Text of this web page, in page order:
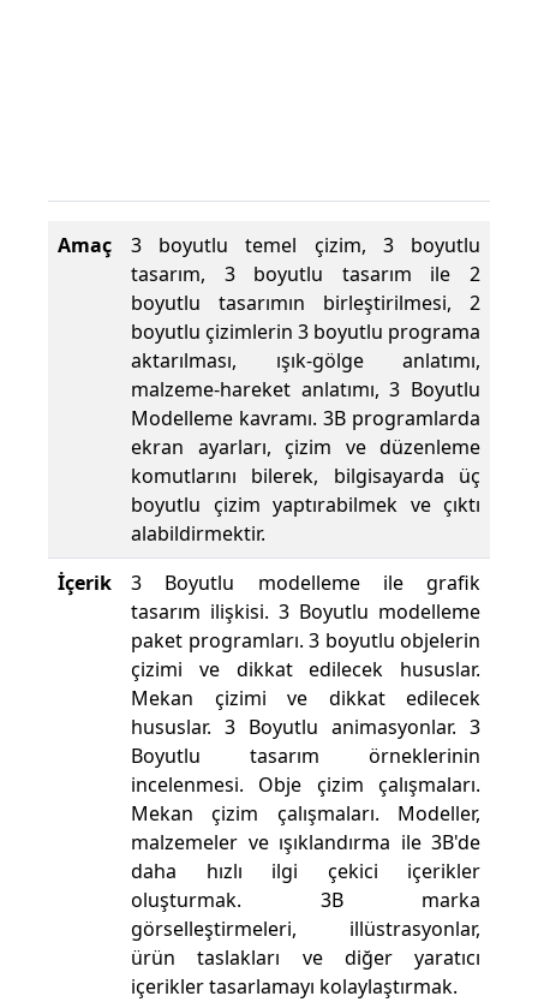
Amaç
3 boyutlu temel çizim, 3 boyutlu
tasarım, 3 boyutlu tasarım ile 2
boyutlu tasarımın birleştirilmesi, 2
boyutlu çizimlerin 3 boyutlu programa
aktarılması, ışık-gölge anlatımı,
malzeme-hareket anlatımı, 3 Boyutlu
Modelleme kavramı. 3B programlarda
ekran ayarları, çizim ve düzenleme
komutlarını bilerek, bilgisayarda üç
boyutlu çizim yaptırabilmek ve çıktı
alabildirmektir.
İçerik
3 Boyutlu modelleme ile grafik
tasarım ilişkisi. 3 Boyutlu modelleme
paket programları. 3 boyutlu objelerin
çizimi ve dikkat edilecek hususlar.
Mekan çizimi ve dikkat edilecek
hususlar. 3 Boyutlu animasyonlar. 3
Boyutlu tasarım örneklerinin
incelenmesi. Obje çizim çalışmaları.
Mekan çizim çalışmaları. Modeller,
malzemeler ve ışıklandırma ile 3B'de
daha hızlı ilgi çekici içerikler
oluşturmak. 3B marka
görselleştirmeleri, illüstrasyonlar,
ürün taslakları ve diğer yaratıcı
içerikler tasarlamayı kolaylaştırmak.